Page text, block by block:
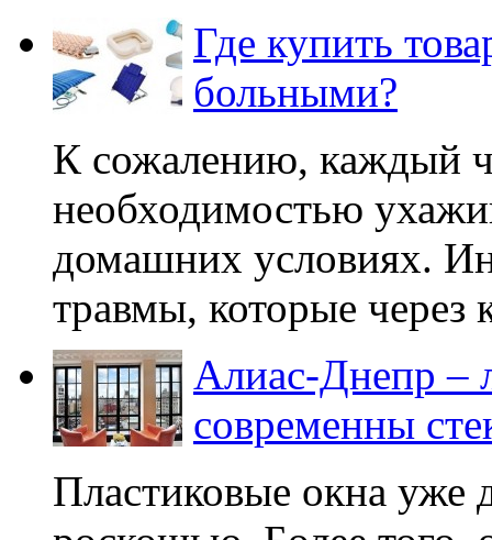
Где купить
больными?
К сожалению, каждый
необходимостью
домашних условиях.
травмы, которые через
Алиас-Днепр –
современны
Пластиковые окна уже